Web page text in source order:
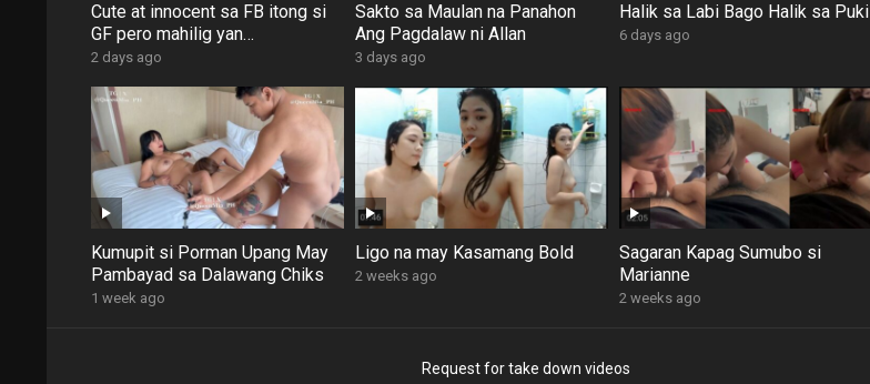
Cute at innocent sa FB itong si
GF pero mahilig yan
magpadoggy
2 days ago
Sakto sa Maulan na Panahon
Ang Pagdalaw ni Allan
3 days ago
Halik sa Labi Bago Halik sa Puki
6 days ago
Kumupit si Porman Upang May
Pambayad sa Dalawang Chiks
1 week ago
Ligo na may Kasamang Bold
2 weeks ago
Sagaran Kapag Sumubo si
Marianne
2 weeks ago
Request for take down videos